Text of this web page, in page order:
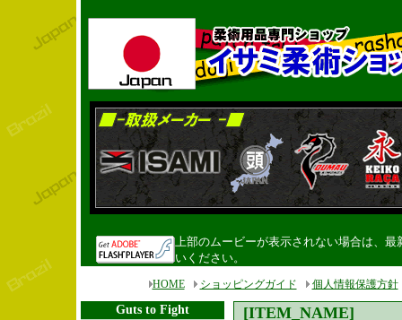
上部のムービーが表示されない場合は、最
いください。
HOME ショッピングガイド 個人情報保護方針
Guts to Fight [ITEM_NAME]